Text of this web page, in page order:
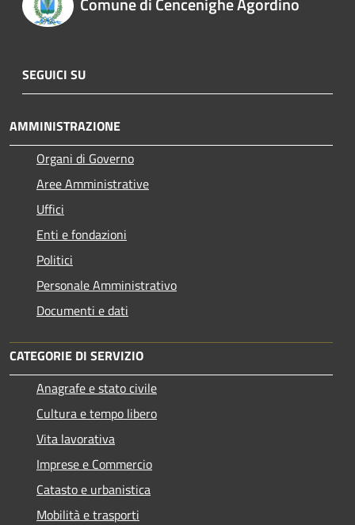
SEGUICI SU
AMMINISTRAZIONE
Organi di Governo
Aree Amministrative
Uffici
Enti e fondazioni
Politici
Personale Amministrativo
Documenti e dati
CATEGORIE DI SERVIZIO
Anagrafe e stato civile
Cultura e tempo libero
Vita lavorativa
Imprese e Commercio
Catasto e urbanistica
Mobilità e trasporti